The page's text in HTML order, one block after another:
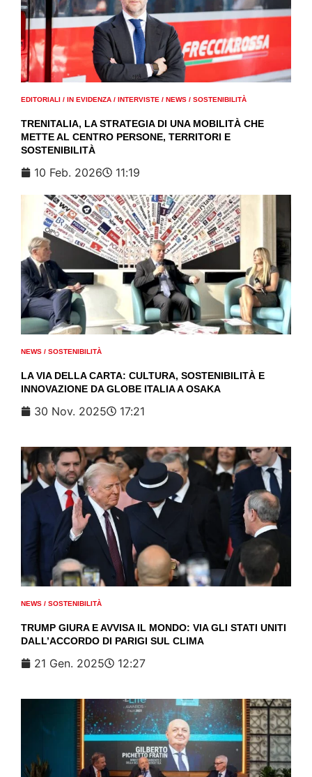
EDITORIALI / IN EVIDENZA / INTERVISTE / NEWS / SOSTENIBILITÀ
TRENITALIA, LA STRATEGIA DI UNA MOBILITÀ CHE
METTE AL CENTRO PERSONE, TERRITORI E
SOSTENIBILITÀ
10 Feb. 2026 11:19
NEWS / SOSTENIBILITÀ
LA VIA DELLA CARTA: CULTURA, SOSTENIBILITÀ E
INNOVAZIONE DA GLOBE ITALIA A OSAKA
30 Nov. 2025 17:21
NEWS / SOSTENIBILITÀ
TRUMP GIURA E AVVISA IL MONDO: VIA GLI STATI UNITI
DALL’ACCORDO DI PARIGI SUL CLIMA
21 Gen. 2025 12:27